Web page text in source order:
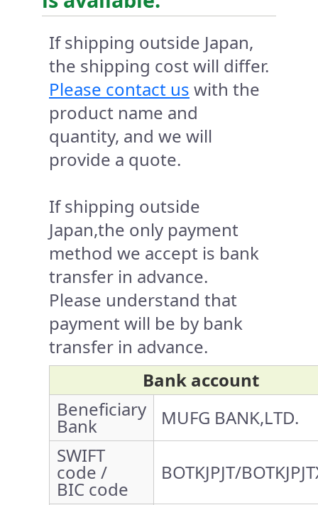
If shipping outside Japan,
the shipping cost will differ.
Please contact us with the
product name and
quantity, and we will
provide a quote.
If shipping outside
Japan,the only payment
method we accept is bank
transfer in advance.
Please understand that
payment will be by bank
transfer in advance.
Bank account
Beneficiary
Bank
MUFG BANK,LTD.
SWIFT
code /
BIC code
BOTKJPJT/